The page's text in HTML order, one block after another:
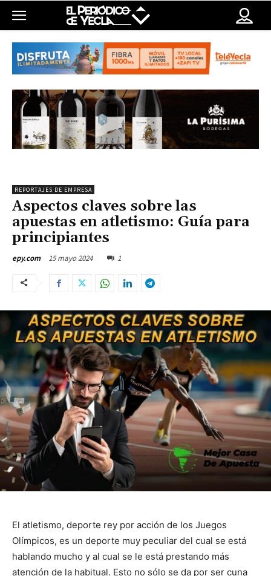
REPORTAJES DE EMPRESA
Aspectos claves sobre las
apuestas en atletismo: Guía para
principiantes
epy.com 15 mayo 2024 1
El atletismo, deporte rey por acción de los Juegos
Olímpicos, es un deporte muy peculiar del cual se está
hablando mucho y al cual se le está prestando más
atención de la habitual. Esto no sólo se da por ser cuna